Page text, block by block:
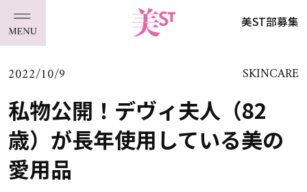
美ST部募集
2022/10/9 SKINCARE
私物公開！デヴィ夫人（82
歳）が長年使用している美の
愛用品